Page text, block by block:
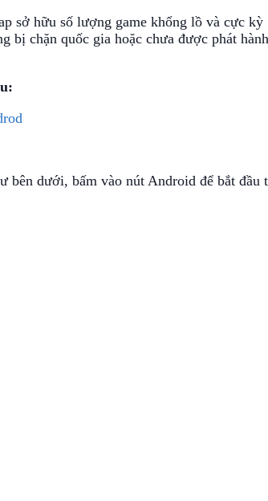
sở hữu số lượng game khổng lồ và cực kỳ
bị chặn quốc gia hoặc chưa được phát hành
bên dưới, bấm vào nút Android để bắt đầu